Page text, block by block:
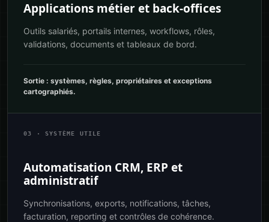
Applications métier et back-offices
Outils salariés, portails internes, workflows, rôles,
validations, documents et tableaux de bord.
Sortie : systèmes, règles, propriétaires et exceptions
cartographiés.
03 · SYSTÈME UTILE
Automatisation CRM, ERP et
administratif
Synchronisations, exports, notifications, tâches,
facturation, reporting et contrôles de cohérence.